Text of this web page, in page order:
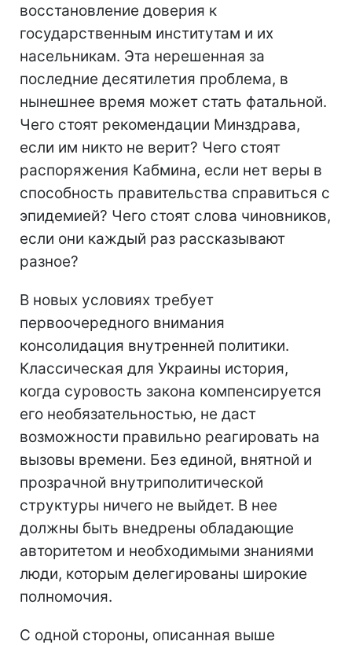
восстановление доверия к
государственным институтам и их
насельникам. Эта нерешенная за
последние десятилетия проблема, в
нынешнее время может стать фатальной.
Чего стоят рекомендации Минздрава,
если им никто не верит? Чего стоят
распоряжения Кабмина, если нет веры в
способность правительства справиться с
эпидемией? Чего стоят слова чиновников,
если они каждый раз рассказывают
разное?
В новых условиях требует
первоочередного внимания
консолидация внутренней политики.
Классическая для Украины история,
когда суровость закона компенсируется
его необязательностью, не даст
возможности правильно реагировать на
вызовы времени. Без единой, внятной и
прозрачной внутриполитической
структуры ничего не выйдет. В нее
должны быть внедрены обладающие
авторитетом и необходимыми знаниями
люди, которым делегированы широкие
полномочия.
С одной стороны, описанная выше